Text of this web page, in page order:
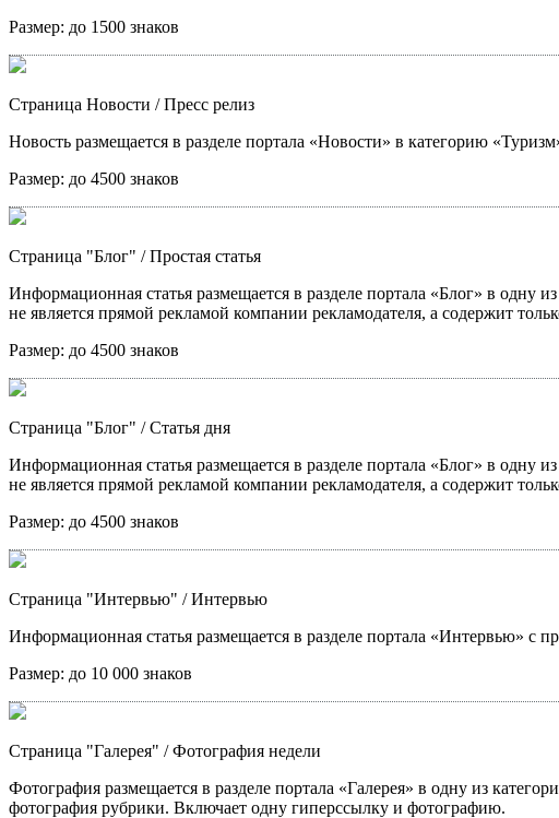
Размер: до 1500 знаков
Страница Новости / Пресс релиз
Новость размещается в разделе портала «Новости» в категорию
Размер: до 4500 знаков
Страница "Блог" / Простая статья
Информационная статья размещается в разделе портала «Блог» в одну
не является прямой рекламой компании рекламодателя, а содержит
Размер: до 4500 знаков
Страница "Блог" / Статья дня
Информационная статья размещается в разделе портала «Блог» в одну
не является прямой рекламой компании рекламодателя, а содержит
Размер: до 4500 знаков
Страница "Интервью" / Интервью
Информационная статья размещается в разделе портала «Интервью» с
Размер: до 10 000 знаков
Страница "Галерея" / Фотография недели
Фотография размещается в разделе портала «Галерея» в одну из
фотография рубрики. Включает одну гиперссылку и фотографию.